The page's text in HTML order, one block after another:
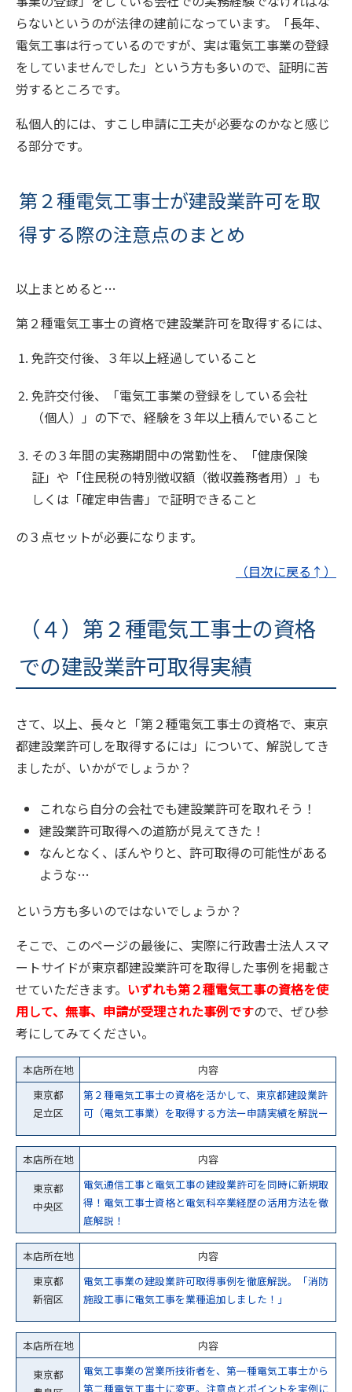
らないというのが法律の建前になっています。「長年、
電気工事は行っているのですが、実は電気工事業の登録
をしていませんでした」という方も多いので、証明に苦
労するところです。
私個人的には、すこし申請に工夫が必要なのかなと感じ
る部分です。
第２種電気工事士が建設業許可を取
得する際の注意点のまとめ
以上まとめると…
第２種電気工事士の資格で建設業許可を取得するには、
免許交付後、３年以上経過していること
免許交付後、「電気工事業の登録をしている会社
（個人）」の下で、経験を３年以上積んでいること
その３年間の実務期間中の常勤性を、「健康保険
証」や「住民税の特別徴収額（徴収義務者用）」も
しくは「確定申告書」で証明できること
の３点セットが必要になります。
（目次に戻る↑）
（４）第２種電気工事士の資格
での建設業許可取得実績
さて、以上、長々と「第２種電気工事士の資格で、東京
都建設業許可しを取得するには」について、解説してき
ましたが、いかがでしょうか？
これなら自分の会社でも建設業許可を取れそう！
建設業許可取得への道筋が見えてきた！
なんとなく、ぼんやりと、許可取得の可能性がある
ような…
という方も多いのではないでしょうか？
そこで、このページの最後に、実際に行政書士法人スマ
ートサイドが東京都建設業許可を取得した事例を掲載さ
せていただきます。 いずれも第２種電気工事の資格を使
用して、無事、申請が受理された事例ですので、ぜひ参
考にしてみてください。
本店所在地
内容
東京都
足立区
第２種電気工事士の資格を活かして、東京都建設業許
可（電気工事業）を取得する方法ー申請実績を解説ー
本店所在地
内容
東京都
中央区
電気通信工事と電気工事の建設業許可を同時に新規取
得！電気工事士資格と電気科卒業経歴の活用方法を徹
底解説！
本店所在地
内容
東京都
新宿区
電気工事業の建設業許可取得事例を徹底解説。「消防
施設工事に電気工事を業種追加しました！」
本店所在地
内容
東京都
電気工事業の営業所技術者を、第一種電気工事士から
第二種電気工事士に変更。注意点とポイントを実例に